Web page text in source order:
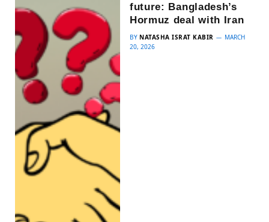
future: Bangladesh’s
Hormuz deal with Iran
BY NATASHA ISRAT KABIR
MARCH
20, 2026